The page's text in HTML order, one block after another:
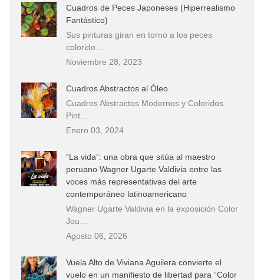
Cuadros de Peces Japoneses (Hiperrealismo
Fantástico)
Sus pinturas giran en torno a los peces
colorido…
Noviembre 28, 2023
Cuadros Abstractos al Óleo
Cuadros Abstractos Modernos y Coloridos
Pint…
Enero 03, 2024
“La vida”: una obra que sitúa al maestro
peruano Wagner Ugarte Valdivia entre las
voces más representativas del arte
contemporáneo latinoamericano
Wagner Ugarte Valdivia en la exposición Color
Jou…
Agosto 06, 2026
Vuela Alto de Viviana Aguilera convierte el
vuelo en un manifiesto de libertad para “Color